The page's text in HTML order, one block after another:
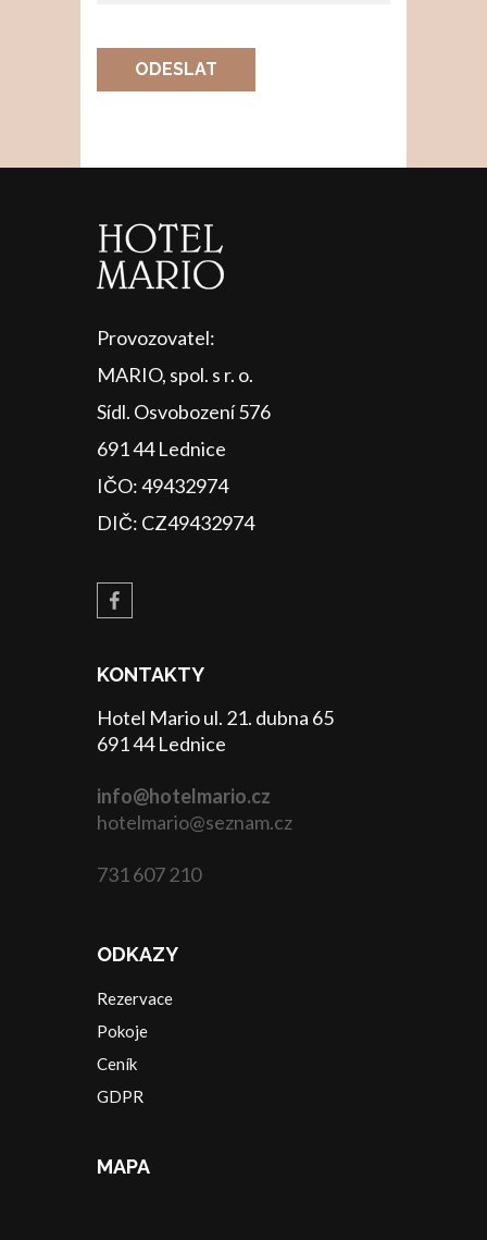
ODESLAT
Provozovatel:
MARIO, spol. s r. o.
Sídl. Osvobození 576
691 44 Lednice
IČO: 49432974
DIČ: CZ49432974
KONTAKTY
Hotel Mario ul. 21. dubna 65
691 44 Lednice
info@hotelmario.cz
hotelmario@seznam.cz
731 607 210
ODKAZY
Rezervace
Pokoje
Ceník
GDPR
MAPA